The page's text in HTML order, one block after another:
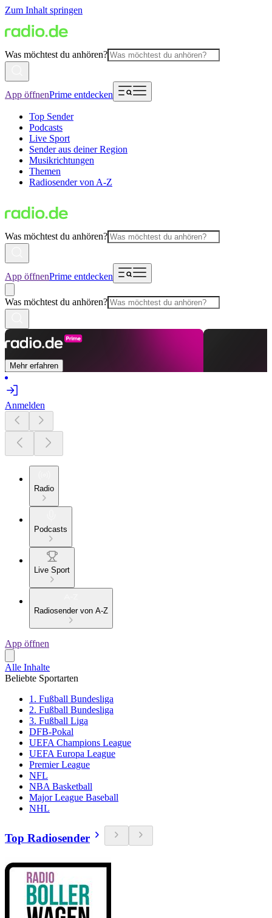
Zum Inhalt springen
Was möchtest du anhören?
App öffnenPrime entdecken
Top Sender
Podcasts
Live Sport
Sender aus deiner Region
Musikrichtungen
Themen
Radiosender von A-Z
Was möchtest du anhören?
App öffnenPrime entdecken
Was möchtest du anhören?
Mehr erfahren
Anmelden
Radio
Podcasts
Live Sport
Radiosender von A-Z
App öffnen
Alle Inhalte
Beliebte Sportarten
1. Fußball Bundesliga
2. Fußball Bundesliga
3. Fußball Liga
DFB-Pokal
UEFA Champions League
UEFA Europa League
Premier League
NFL
NBA Basketball
Major League Baseball
NHL
Top Radiosender